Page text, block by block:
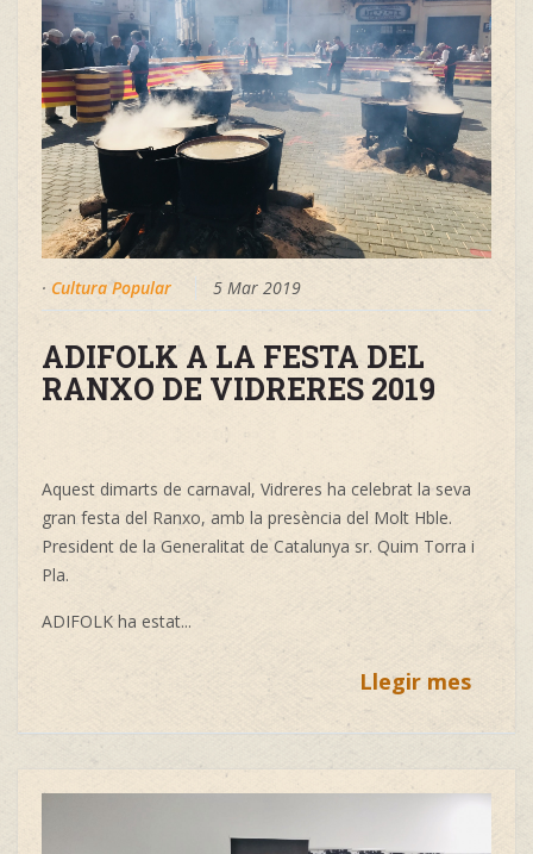
· Cultura Popular 5 Mar 2019
ADIFOLK A LA FESTA DEL
RANXO DE VIDRERES 2019
Aquest dimarts de carnaval, Vidreres ha celebrat la seva
gran festa del Ranxo, amb la presència del Molt Hble.
President de la Generalitat de Catalunya sr. Quim Torra i
Pla.
ADIFOLK ha estat...
Llegir mes